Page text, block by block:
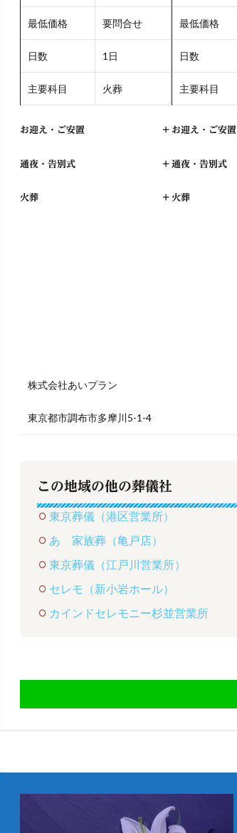
最低価格 要問合せ
日数 1日
主要科目 火葬
お迎え・ご安置 +
通夜・告別式 +
火葬 +
最低価格
日数
主要科目
お迎え・ご安置
通夜・告別式
火葬
株式会社あいプラン
東京都市調布市多摩川5-1-4
この地域の他の葬儀社
東京葬儀（港区営業所）
あゝ家族葬（亀戸店）
東京葬儀（江戸川営業所）
セレモ（新小岩ホール）
カインドセレモニー杉並営業所